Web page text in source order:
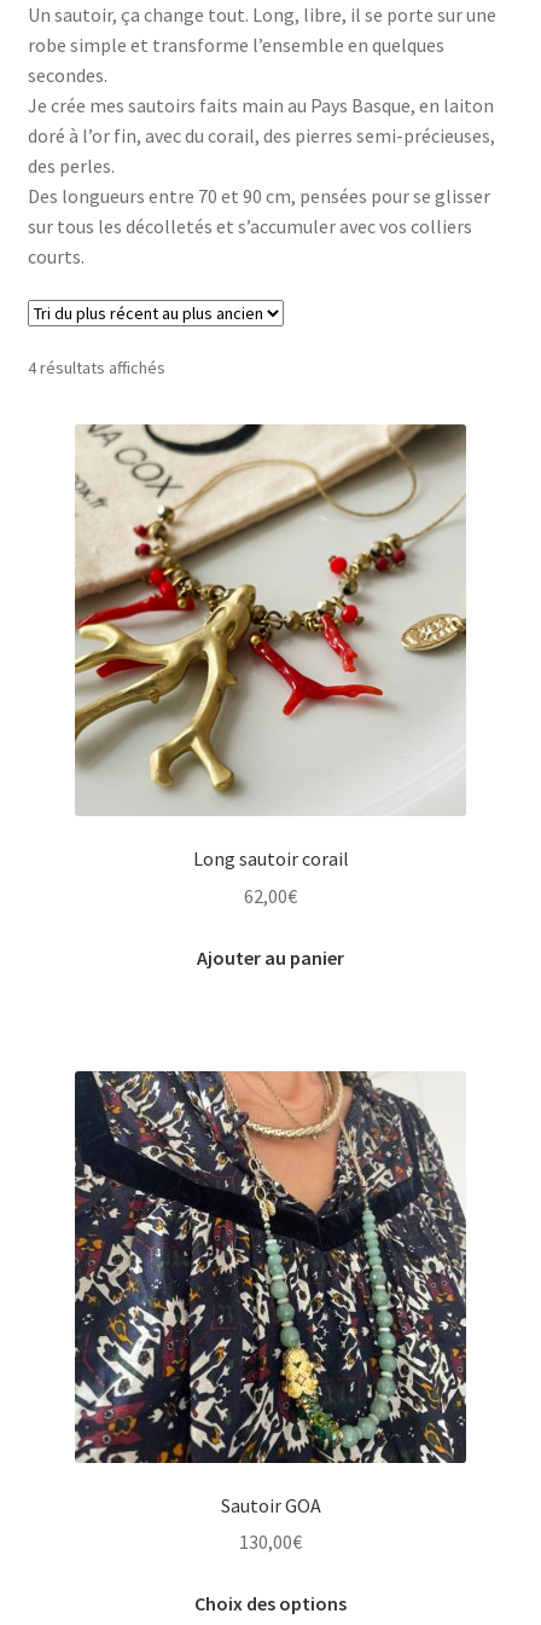
Bagues
Carte cadeau
ARCHIVE
La marque
Un sautoir, ça change tout. Long, libre, il se porte sur une
robe simple et transforme l’ensemble en quelques
secondes.
Je crée mes sautoirs faits main au Pays Basque, en laiton
doré à l’or fin, avec du corail, des pierres semi-précieuses,
des perles.
Des longueurs entre 70 et 90 cm, pensées pour se glisser
sur tous les décolletés et s’accumuler avec vos colliers
courts.
4 résultats affichésTrié
récent
au
plus
ancien
Long sautoir corail
62,00€
Ajouter au panier
Sautoir GOA
130,00€
Choix des options